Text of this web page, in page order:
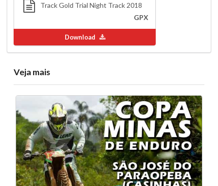
Track Gold Trial Night Track 2018
GPX
Download
Veja mais